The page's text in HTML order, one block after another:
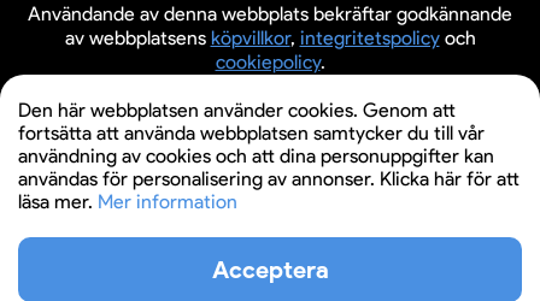
Användande av denna webbplats bekräftar godkännande
av webbplatsens köpvillkor, integritetspolicyoch
cookiepolicy.
© 2026 Evenemangsbiljetter.se
Den här webbplatsen använder cookies. Genom att
fortsätta att använda webbplatsen samtycker du till vår
användning av cookies och att dina personuppgifter kan
användas för personalisering av annonser. Klicka här för att
läsa mer. Mer information
Acceptera